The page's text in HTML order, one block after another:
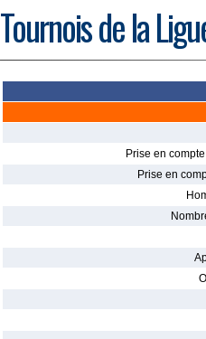
Tournois de la
Prise en
Prise en